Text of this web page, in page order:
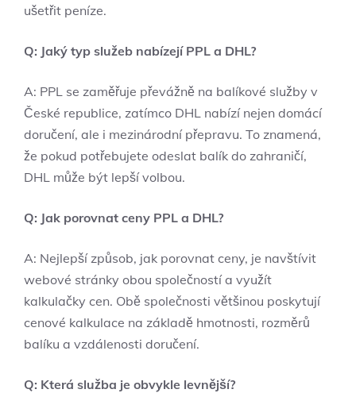
ušetřit peníze.
Q: Jaký typ služeb nabízejí PPL a DHL?
A: PPL se zaměřuje převážně na balíkové služby v
České republice, zatímco DHL nabízí nejen domácí
doručení, ale i mezinárodní přepravu. To znamená,
že pokud potřebujete odeslat balík do zahraničí,
DHL může být lepší volbou.
Q: Jak porovnat ceny PPL a DHL?
A: Nejlepší způsob, jak porovnat ceny, je navštívit
webové stránky obou společností a využít
kalkulačky cen. Obě společnosti většinou poskytují
cenové kalkulace na základě hmotnosti, rozměrů
balíku a vzdálenosti doručení.
Q: Která služba je obvykle levnější?